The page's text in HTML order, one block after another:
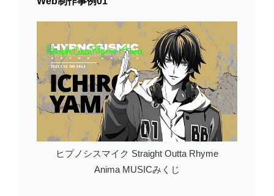
ヒプノシスマイク Straight Outta Rhyme
Anima MUSICみくじ